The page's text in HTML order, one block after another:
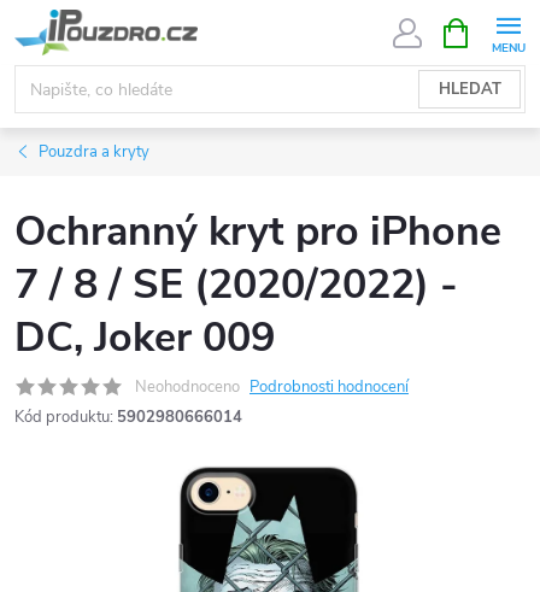
na
obsah
HLEDAT
NÁKUPNÍ
KOŠÍK
Pouzdra a kryty
Ochranný kryt pro iPhone
7 / 8 / SE (2020/2022) -
DC, Joker 009
Neohodnoceno Podrobnosti hodnocení
Kód produktu: 5902980666014